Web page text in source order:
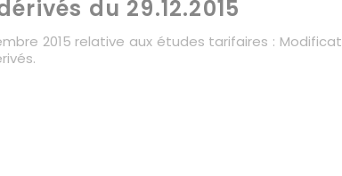
du 29.12.2015
2015 relative aux études tarifaires :